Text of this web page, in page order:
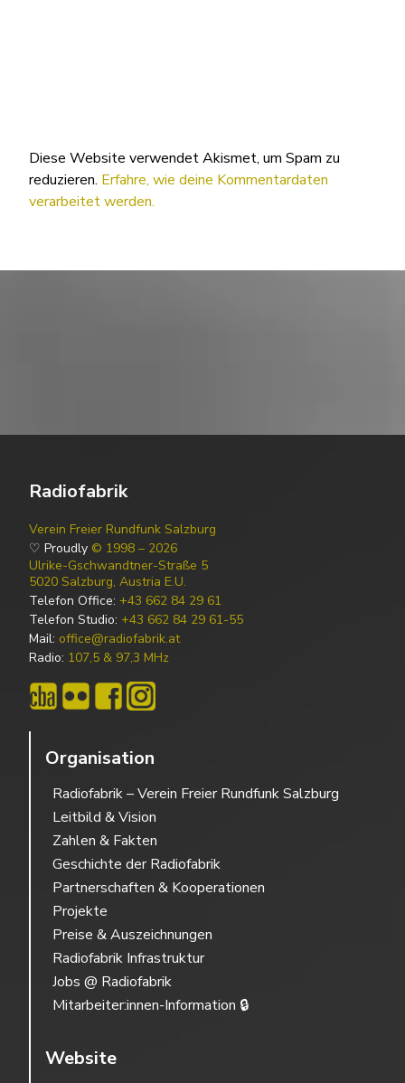
Diese Website verwendet Akismet, um Spam zu
reduzieren. Erfahre, wie deine Kommentardaten
verarbeitet werden.
Radiofabrik
Verein Freier Rundfunk Salzburg
♡ Proudly © 1998 – 2026
Ulrike-Gschwandtner-Straße 5
5020 Salzburg, Austria E.U.
Telefon Office: +43 662 84 29 61
Telefon Studio: +43 662 84 29 61-55
Mail: office@radiofabrik.at
Radio: 107,5 & 97,3 MHz
Organisation
Radiofabrik – Verein Freier Rundfunk Salzburg
Leitbild & Vision
Zahlen & Fakten
Geschichte der Radiofabrik
Partnerschaften & Kooperationen
Projekte
Preise & Auszeichnungen
Radiofabrik Infrastruktur
Jobs @ Radiofabrik
Mitarbeiter:innen-Information 🔒
Website